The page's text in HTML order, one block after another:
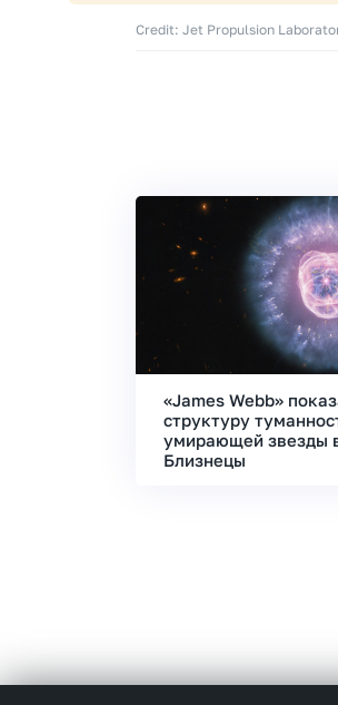
Credit: Jet Propulsion
«James Webb»
структуру
умирающей звезды
Близнецы